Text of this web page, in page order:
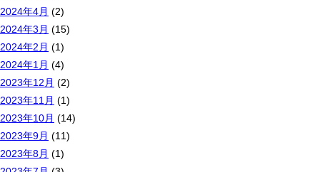
2024年4月 (2)
2024年3月 (15)
2024年2月 (1)
2024年1月 (4)
2023年12月 (2)
2023年11月 (1)
2023年10月 (14)
2023年9月 (11)
2023年8月 (1)